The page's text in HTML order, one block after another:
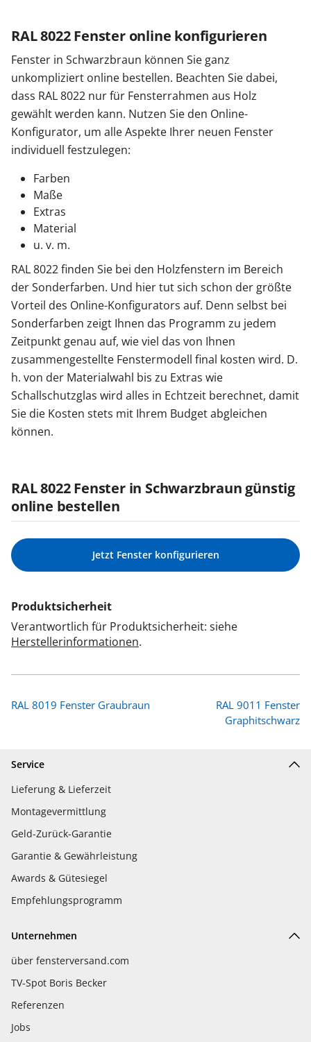
RAL 8022 Fenster online konfigurieren
Fenster in Schwarzbraun können Sie ganz
unkompliziert online bestellen. Beachten Sie dabei,
dass RAL 8022 nur für Fensterrahmen aus Holz
gewählt werden kann. Nutzen Sie den Online-
Konfigurator, um alle Aspekte Ihrer neuen Fenster
individuell festzulegen:
Farben
Maße
Extras
Material
u. v. m.
RAL 8022 finden Sie bei den Holzfenstern im Bereich
der Sonderfarben. Und hier tut sich schon der größte
Vorteil des Online-Konfigurators auf. Denn selbst bei
Sonderfarben zeigt Ihnen das Programm zu jedem
Zeitpunkt genau auf, wie viel das von Ihnen
zusammengestellte Fenstermodell final kosten wird. D.
h. von der Materialwahl bis zu Extras wie
Schallschutzglas wird alles in Echtzeit berechnet, damit
Sie die Kosten stets mit Ihrem Budget abgleichen
können.
RAL 8022 Fenster in Schwarzbraun günstig
online bestellen
Jetzt Fenster konfigurieren
Produktsicherheit
Verantwortlich für Produktsicherheit: siehe
Herstellerinformationen.
RAL 8019 Fenster Graubraun
RAL 9011 Fenster
Graphitschwarz
Service
Lieferung & Lieferzeit
Montagevermittlung
Geld-Zurück-Garantie
Garantie & Gewährleistung
Awards & Gütesiegel
Empfehlungsprogramm
Unternehmen
über fensterversand.com
TV-Spot Boris Becker
Referenzen
Jobs